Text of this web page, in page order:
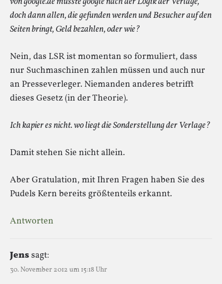
doch dann allen, die gefunden werden und Besucher auf den
Seiten bringt, Geld bezahlen, oder wie?
Nein, das LSR ist momentan so formuliert, dass
nur Suchmaschinen zahlen müssen und auch nur
an Presseverleger. Niemanden anderes betrifft
dieses Gesetz (in der Theorie).
Ich kapier es nicht. wo liegt die Sonderstellung der Verlage?
Damit stehen Sie nicht allein.
Aber Gratulation, mit Ihren Fragen haben Sie des
Pudels Kern bereits größtenteils erkannt.
Antworten
Jenssagt:
30. November 2012 um 15:18 Uhr